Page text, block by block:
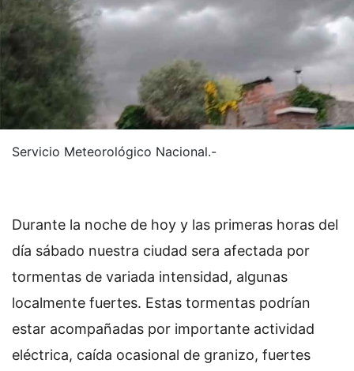
Servicio Meteorológico Nacional.-
Durante la noche de hoy y las primeras horas del
día sábado nuestra ciudad sera afectada por
tormentas de variada intensidad, algunas
localmente fuertes. Estas tormentas podrían
estar acompañadas por importante actividad
eléctrica, caída ocasional de granizo, fuertes